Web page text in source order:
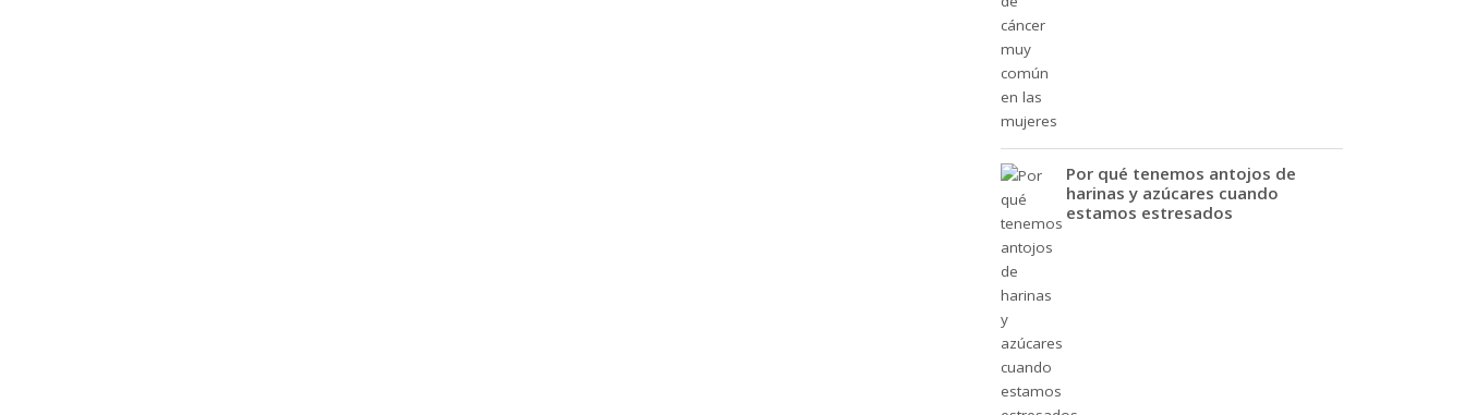
Por qué tenemos antojos de
harinas y azúcares cuando
estamos estresados